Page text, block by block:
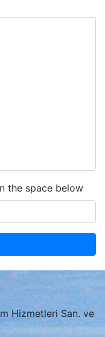
the space below
Hizmetleri San. ve